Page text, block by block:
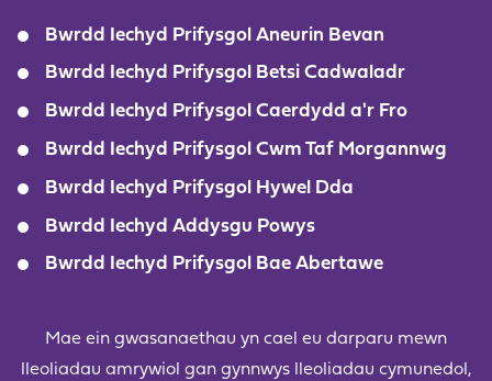
Bwrdd Iechyd Prifysgol Aneurin Bevan
Bwrdd Iechyd Prifysgol Betsi Cadwaladr
Bwrdd Iechyd Prifysgol Caerdydd a'r Fro
Bwrdd Iechyd Prifysgol Cwm Taf Morgannwg
Bwrdd Iechyd Prifysgol Hywel Dda
Bwrdd Iechyd Addysgu Powys
Bwrdd Iechyd Prifysgol Bae Abertawe
Mae ein gwasanaethau yn cael eu darparu mewn
lleoliadau amrywiol gan gynnwys lleoliadau cymunedol,